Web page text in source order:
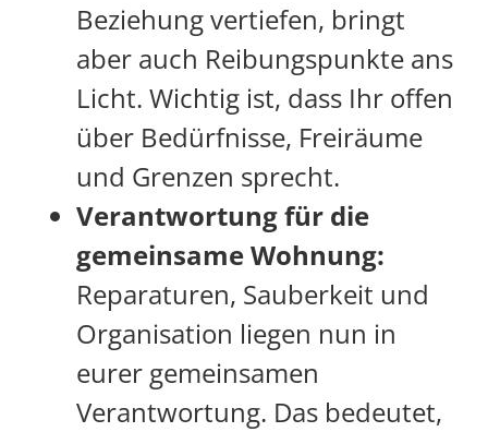
Beziehung vertiefen, bringt
aber auch Reibungspunkte ans
Licht. Wichtig ist, dass Ihr offen
über Bedürfnisse, Freiräume
und Grenzen sprecht.
Verantwortung für die
gemeinsame Wohnung:
Reparaturen, Sauberkeit und
Organisation liegen nun in
eurer gemeinsamen
Verantwortung. Das bedeutet,